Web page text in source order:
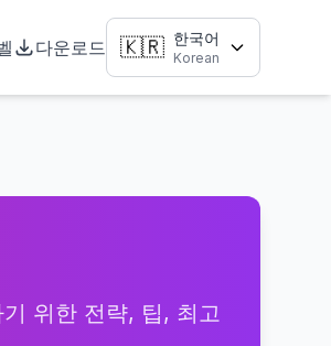
다운로드 🇰🇷 한국어
Korean
위한 전략, 팁, 최고